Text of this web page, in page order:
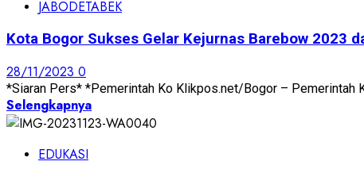
JABODETABEK
Kota Bogor Sukses Gelar Kejurnas Barebow 2023
28/11/2023 0
*Siaran Pers* *Pemerintah Ko Klikpos.net/Bogor – Pemerintah
Selengkapnya
EDUKASI